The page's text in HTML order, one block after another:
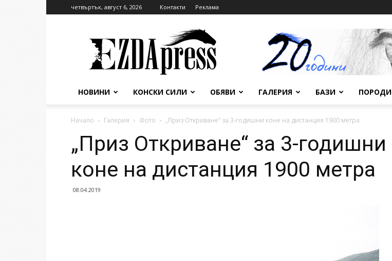
четвъртък, август 6, 2026 Контакти Реклама
НОВИНИ КОНСКИ СИЛИ ОБЯВИ ГАЛЕРИЯ БАЗИ ПОРОДИ
Начало Галерия Фото „Приз Откриване“ за 3-годишни коне на дистанция 1900 метра
„Приз Откриване“ за 3-годишни
коне на дистанция 1900 метра
08.04.2019